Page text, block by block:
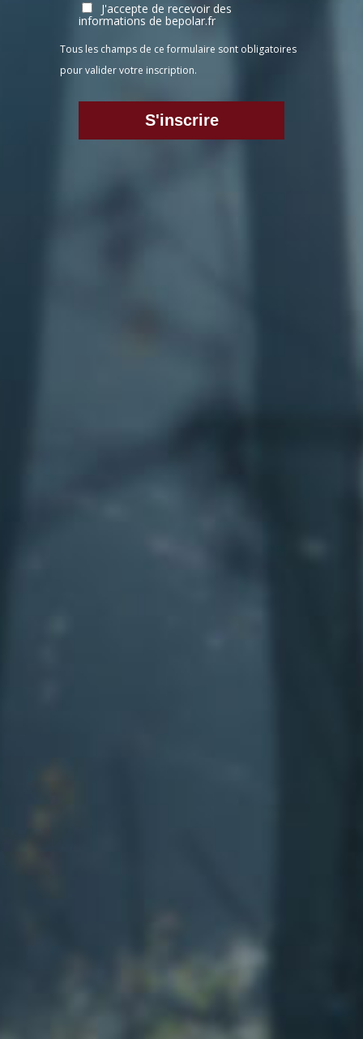
J'accepte de recevoir des
informations de bepolar.fr
Tous les champs de ce formulaire sont obligatoires
pour valider votre inscription.